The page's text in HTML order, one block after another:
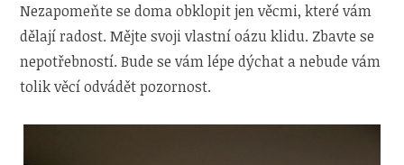
Nezapomeňte se doma obklopit jen věcmi, které vám
dělají radost. Mějte svoji vlastní oázu klidu. Zbavte se
nepotřebností. Bude se vám lépe dýchat a nebude vám
tolik věcí odvádět pozornost.